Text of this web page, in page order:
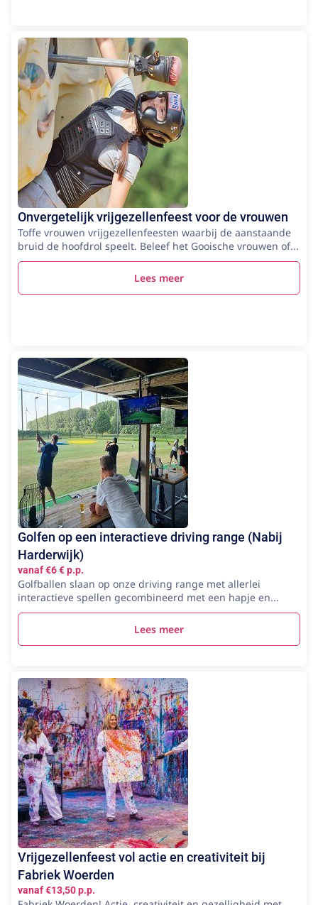
Onvergetelijk vrijgezellenfeest voor de vrouwen
Toffe vrouwen vrijgezellenfeesten waarbij de aanstaande
bruid de hoofdrol speelt. Beleef het Gooische vrouwen of...
Lees meer
Golfen op een interactieve driving range (Nabij
Harderwijk)
vanaf €6 € p.p.
Golfballen slaan op onze driving range met allerlei
interactieve spellen gecombineerd met een hapje en...
Lees meer
Vrijgezellenfeest vol actie en creativiteit bij
Fabriek Woerden
vanaf €13,50 p.p.